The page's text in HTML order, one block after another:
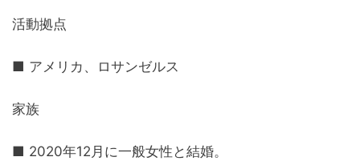
活動拠点
■ アメリカ、ロサンゼルス
家族
■ 2020年12月に一般女性と結婚。